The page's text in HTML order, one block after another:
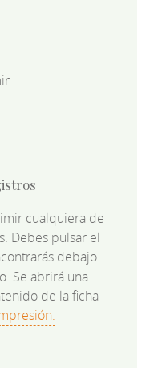
cualquiera de
Debes pulsar el
debajo
Se abrirá una
de la ficha